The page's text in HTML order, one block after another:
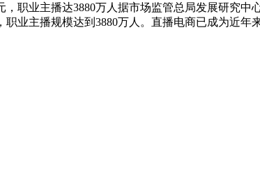
职业主播达3880万人据市场监管总局发展研究
业主播规模达到3880万人。直播电商已成为近年